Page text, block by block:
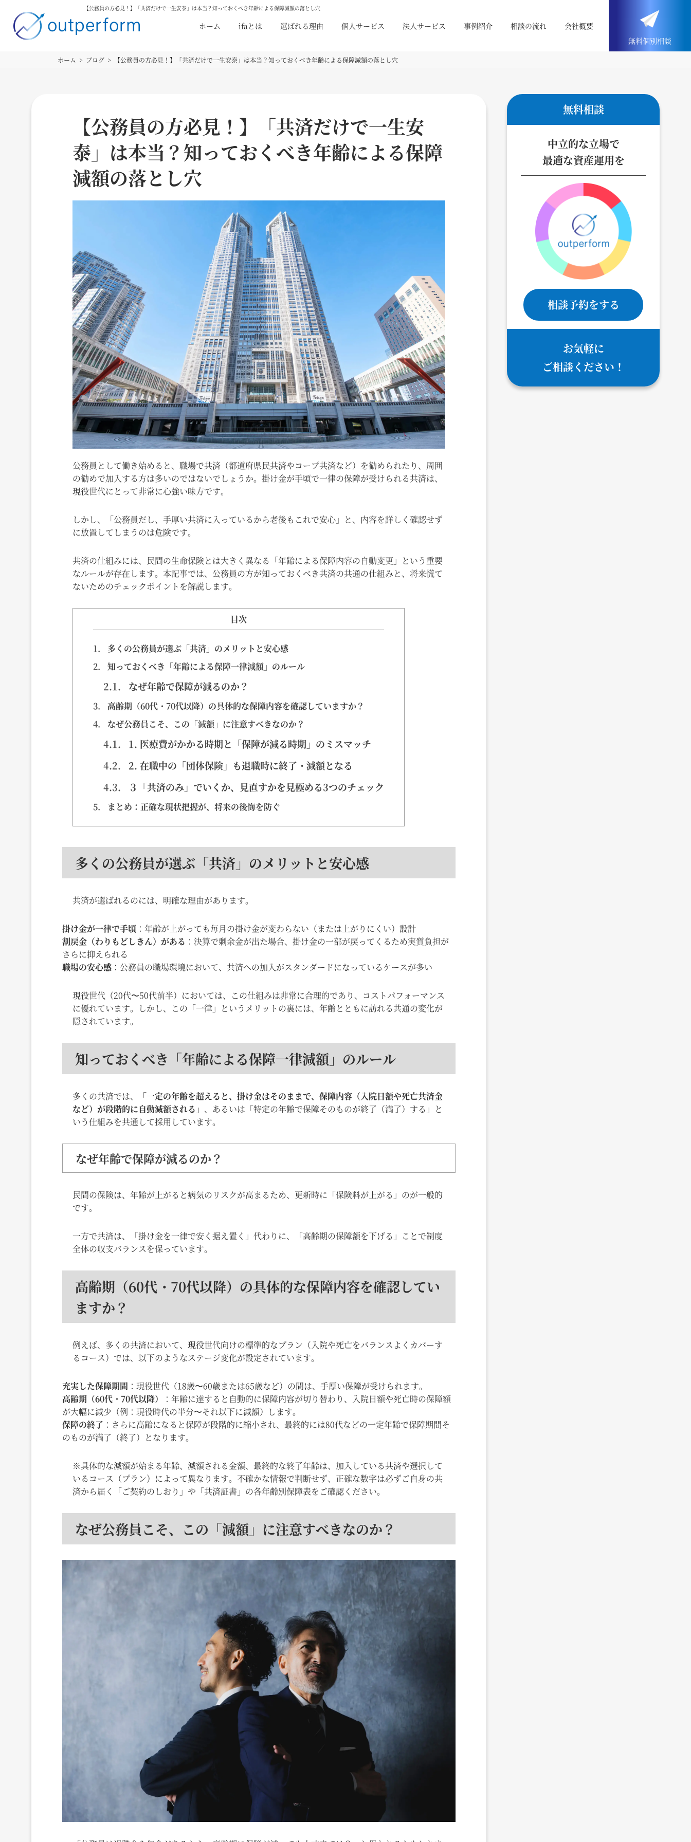
【公務員の方必見！】「共済だけで一生安泰」は本当？知っておくべき年齢による保障減額の落とし穴
ホーム ifaとは 選ばれる理由 個人サービス 法人サービス 事例紹介 相談の流れ
会社概要
無料個別相談
ホーム ブログ 【公務員の方必見！】「共済だけで一生安泰」は本当？知っておくべき年齢による保障減額の落とし穴
【公務員の方必見！】「共済だけで一生安
泰」は本当？知っておくべき年齢による保障
減額の落とし穴
公務員として働き始めると、職場で共済（都道府県民共済やコープ共済など）を勧められたり、周囲
の勧めで加入する方は多いのではないでしょうか。掛け金が手頃で一律の保障が受けられる共済は、
現役世代にとって非常に心強い味方です。
しかし、「公務員だし、手厚い共済に入っているから老後もこれで安心」と、内容を詳しく確認せず
に放置してしまうのは危険です。
共済の仕組みには、民間の生命保険とは大きく異なる「年齢による保障内容の自動変更」という重要
なルールが存在します。本記事では、公務員の方が知っておくべき共済の共通の仕組みと、将来慌て
ないためのチェックポイントを解説します。
目次
1.
多くの公務員が選ぶ「共済」のメリットと安心感
2.
知っておくべき「年齢による保障一律減額」のルール
2.1. なぜ年齢で保障が減るのか？
3.
高齢期（60代・70代以降）の具体的な保障内容を確認していますか？
4.
なぜ公務員こそ、この「減額」に注意すべきなのか？
4.1.
1. 医療費がかかる時期と「保障が減る時期」のミスマッチ
4.2.
2. 在職中の「団体保険」も退職時に終了・減額となる
4.3.
３「共済のみ」でいくか、見直すかを見極める3つのチェック
5. まとめ：正確な現状把握が、将来の後悔を防ぐ
多くの公務員が選ぶ「共済」のメリットと安心感
共済が選ばれるのには、明確な理由があります。
掛け金が一律で手頃 ：年齢が上がっても毎月の掛け金が変わらない（または上がりにくい）設計
割戻金（わりもどしきん）がある ：決算で剰余金が出た場合、掛け金の一部が戻ってくるため実質負担が
さらに抑えられる
職場の安心感 ：公務員の職場環境において、共済への加入がスタンダードになっているケースが多い
現役世代（20代〜50代前半）においては、この仕組みは非常に合理的であり、コストパフォーマンス
に優れています。しかし、この「一律」というメリットの裏には、年齢とともに訪れる共通の変化が
隠されています。
知っておくべき「年齢による保障一律減額」のルール
多くの共済では、
「一定の年齢を超えると、掛け金はそのままで、保障内容（入院日額や死亡共済金
など）が段階的に自動減額される」 、あるいは「特定の年齢で保障そのものが終了（満了）する」と
いう仕組みを共通して採用しています。
なぜ年齢で保障が減るのか？
民間の保険は、年齢が上がると病気のリスクが高まるため、更新時に「保険料が上がる」のが一般的
です。
一方で共済は、「掛け金を一律で安く据え置く」代わりに、「高齢期の保障額を下げる」ことで制度
全体の収支バランスを保っています。
高齢期（60代・70代以降）の具体的な保障内容を確認してい
ますか？
例えば、多くの共済において、現役世代向けの標準的なプラン（入院や死亡をバランスよくカバーす
るコース）では、以下のようなステージ変化が設定されています。
充実した保障期間 ：現役世代（18歳〜60歳または65歳など）の間は、手厚い保障が受けられます。
高齢期（60代・70代以降）
：年齢に達すると自動的に保障内容が切り替わり、入院日額や死亡時の保障額
が大幅に減少（例：現役時代の半分〜それ以下に減額）します。
保障の終了 ：さらに高齢になると保障が段階的に縮小され、最終的には80代などの一定年齢で保障期間そ
のものが満了（終了）となります。
※具体的な減額が始まる年齢、減額される金額、最終的な終了年齢は、加入している共済や選択して
いるコース（プラン）によって異なります。不確かな情報で判断せず、正確な数字は必ずご自身の共
済から届く「ご契約のしおり」や「共済証書」の各年齢別保障表をご確認ください。
なぜ公務員こそ、この「減額」に注意すべきなのか？
無料相談
中立的な立場で
最適な資産運用を
相談予約をする
お気軽に
ご相談ください！